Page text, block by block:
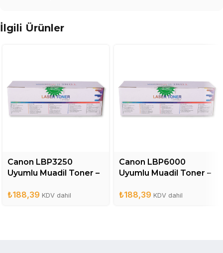
İlgili Ürünler
Canon LBP3250
Uyumlu Muadil Toner –
₺188,39 KDV dahil
Canon LBP6000
Uyumlu Muadil Toner –
₺188,39 KDV dahil